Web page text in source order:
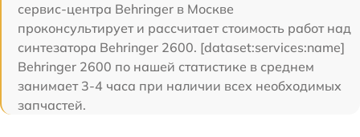
сервис-центра Behringer в Москве
проконсультирует и рассчитает стоимость работ над
синтезатора Behringer 2600. [dataset:services:name]
Behringer 2600 по нашей статистике в среднем
занимает 3-4 часа при наличии всех необходимых
запчастей.